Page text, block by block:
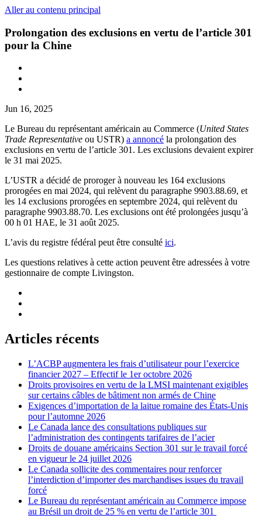
Aller au contenu principal
Prolongation des exclusions en vertu de l’article 301
pour la Chine
Jun 16, 2025
Le Bureau du représentant américain au Commerce (United States
Trade Representative ou USTR) a annoncé la prolongation des
exclusions en vertu de l’article 301. Les exclusions devaient expirer
le 31 mai 2025.
L’USTR a décidé de proroger à nouveau les 164 exclusions
prorogées en mai 2024, qui relèvent du paragraphe 9903.88.69, et
les 14 exclusions prorogées en septembre 2024, qui relèvent du
paragraphe 9903.88.70. Les exclusions ont été prolongées jusqu’à
00 h 01 HAE, le 31 août 2025.
L’avis du registre fédéral peut être consulté ici.
Les questions relatives à cette action peuvent être adressées à votre
gestionnaire de compte Livingston.
Articles récents
L’ACBP augmentera les frais d’utilisateur pour l’exercice
financier 2027 – Effectif le 1er octobre 2026
Droits provisoires en vertu de la LMSI maintenant exigibles
sur certains câbles de bâtiment non armés de Chine
Exigences d’importation de la laitue romaine des États-Unis
pour l’automne 2026
Le Canada lance des consultations publiques sur
l’administration des contingents tarifaires de l’acier
Droits de douane américains Section 301 sur le travail forcé
en vigueur le 24 juillet 2026
Le Canada sollicite des commentaires pour renforcer
l’interdiction d’importer des marchandises issues du travail
forcé
Le Bureau du représentant américain au Commerce impose
au Brésil un droit de 25 % en vertu de l’article 301